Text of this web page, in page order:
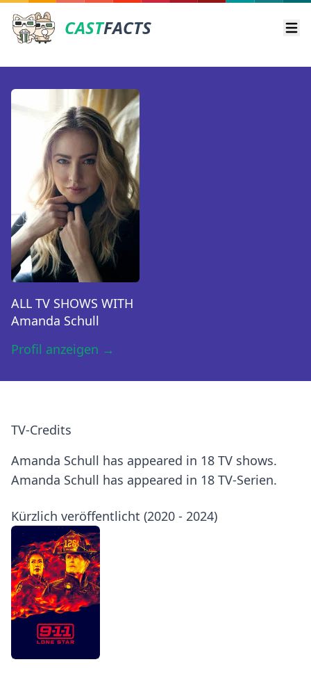
CASTFACTS
ALL TV SHOWS WITH
Amanda Schull
Profil anzeigen →
TV-Credits
Amanda Schull has appeared in 18 TV shows.
Amanda Schull has appeared in 18 TV-Serien.
Kürzlich veröffentlicht (2020 - 2024)